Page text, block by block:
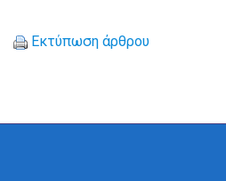
Εκτύπωση άρθρου